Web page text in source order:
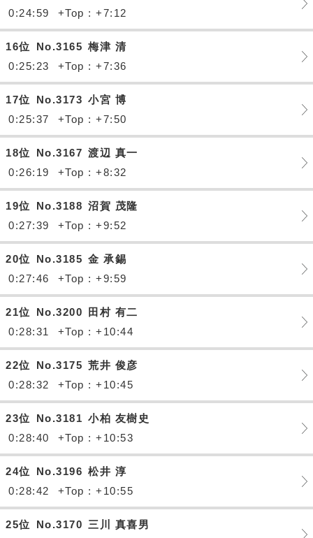
0:24:59
+Top : +7:12
16位 No.3165 梅津 清
0:25:23
+Top : +7:36
17位 No.3173 小宮 博
0:25:37
+Top : +7:50
18位 No.3167 渡辺 真一
0:26:19
+Top : +8:32
19位 No.3188 沼賀 茂隆
0:27:39
+Top : +9:52
20位 No.3185 金 承錫
0:27:46
+Top : +9:59
21位 No.3200
田村 有二
0:28:31
+Top : +10:44
22位 No.3175 荒井 俊彦
0:28:32
+Top : +10:45
23位 No.3181 小柏 友樹史
0:28:40
+Top : +10:53
24位 No.3196 松井 淳
0:28:42
+Top : +10:55
25位 No.3170 三川 真喜男